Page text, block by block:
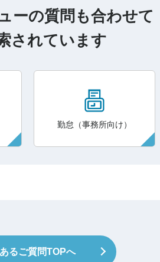
ーの質問も合わせて
されています
勤怠（事務所向け）
るご質問TOPへ